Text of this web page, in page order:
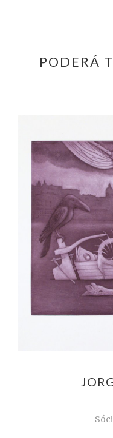
PODERÁ